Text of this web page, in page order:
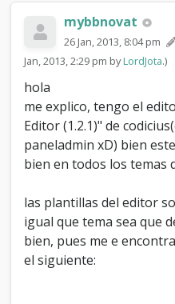
mybbnovat
26 Jan, 2013, 8:04 pm
Jan, 2013, 2:29 pm byLordJota.)
hola
me explico, tengo el
Editor (1.2.1)" de
paneladmin xD) bien
bien en todos los temas
las plantillas del editor
igual que tema sea que
bien, pues me e
el siguiente: